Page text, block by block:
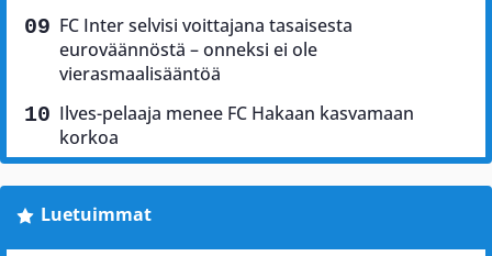
FC Inter selvisi voittajana tasaisesta
euroväännöstä – onneksi ei ole
vierasmaalisääntöä
Ilves-pelaaja menee FC Hakaan kasvamaan
korkoa
Luetuimmat